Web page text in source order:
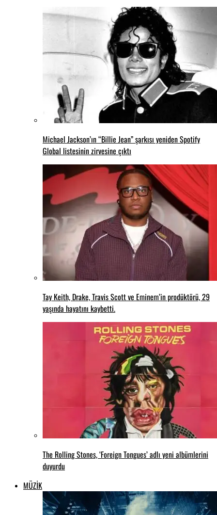
Michael Jackson’ın “Billie Jean” şarkısı yeniden Spotify
Global listesinin zirvesine çıktı
Tay Keith, Drake, Travis Scott ve Eminem’in prodüktörü, 29
yaşında hayatını kaybetti.
The Rolling Stones, ‘Foreign Tongues’ adlı yeni albümlerini
duyurdu
MÜZİK